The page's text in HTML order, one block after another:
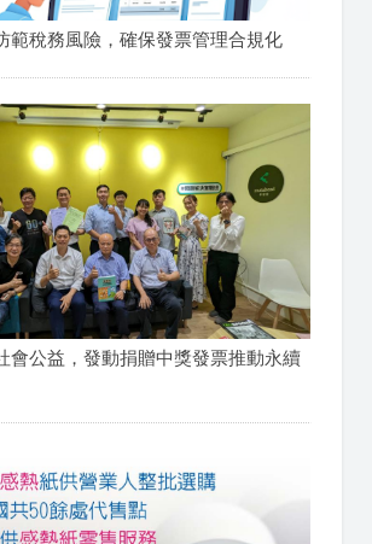
範稅務風險，確保發票管理合規化
會公益，發動捐贈中獎發票推動永續